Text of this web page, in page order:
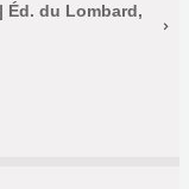
Éd. du Lombard,